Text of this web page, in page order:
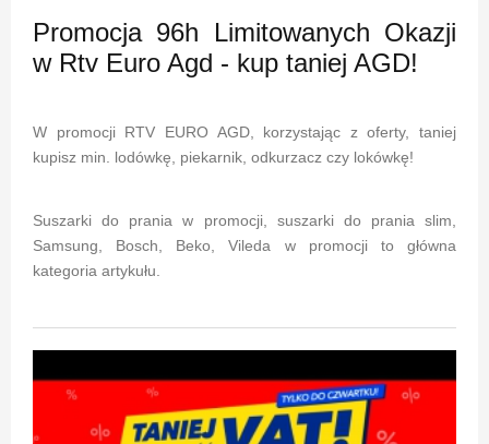
Promocja 96h Limitowanych Okazji
w Rtv Euro Agd - kup taniej AGD!
W promocji RTV EURO AGD, korzystając z oferty, taniej
kupisz min. lodówkę, piekarnik, odkurzacz czy lokówkę!
Suszarki do prania w promocji, suszarki do prania slim,
Samsung, Bosch, Beko, Vileda w promocji to główna
kategoria artykułu.